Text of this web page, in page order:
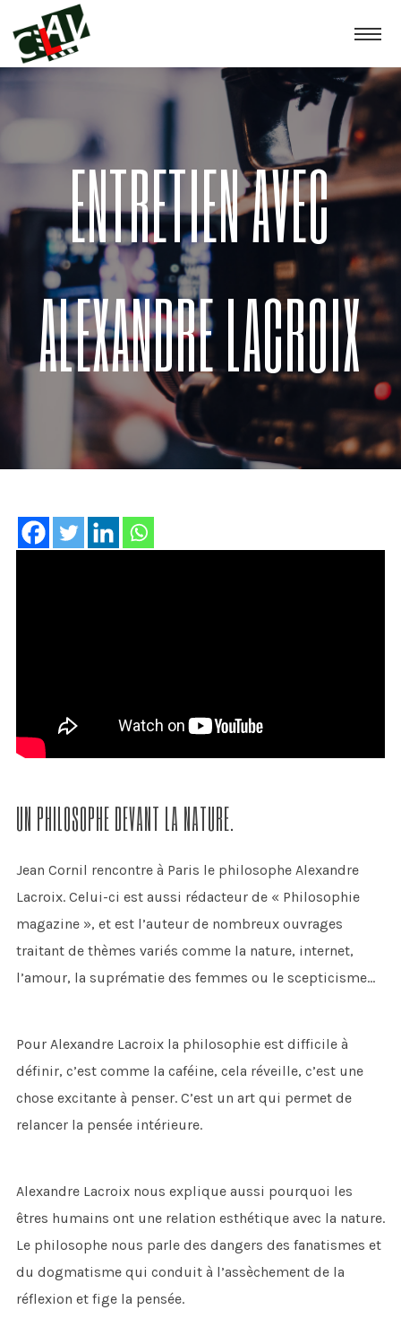
ENTRETIEN AVEC
ALEXANDRE LACROIX
UN PHILOSOPHE DEVANT LA NATURE.
Jean Cornil rencontre à Paris le philosophe Alexandre
Lacroix. Celui-ci est aussi rédacteur de « Philosophie
magazine », et est l’auteur de nombreux ouvrages
traitant de thèmes variés comme la nature, internet,
l’amour, la suprématie des femmes ou le scepticisme…
Pour Alexandre Lacroix la philosophie est difficile à
définir, c’est comme la caféine, cela réveille, c’est une
chose excitante à penser. C’est un art qui permet de
relancer la pensée intérieure.
Alexandre Lacroix nous explique aussi pourquoi les
êtres humains ont une relation esthétique avec la nature.
Le philosophe nous parle des dangers des fanatismes et
du dogmatisme qui conduit à l’assèchement de la
réflexion et fige la pensée.